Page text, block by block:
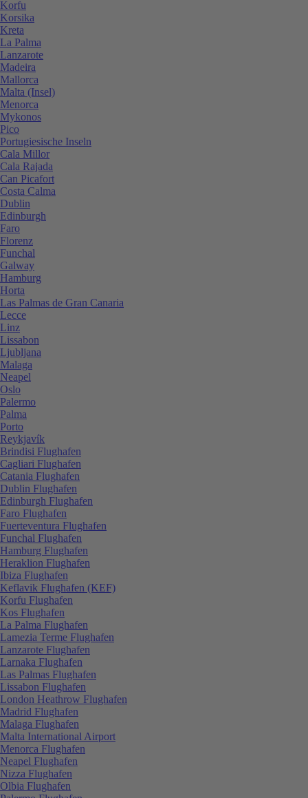
Korfu
Korsika
Kreta
La Palma
Lanzarote
Madeira
Mallorca
Malta (Insel)
Menorca
Mykonos
Pico
Portugiesische Inseln
Cala Millor
Cala Rajada
Can Picafort
Costa Calma
Dublin
Edinburgh
Faro
Florenz
Funchal
Galway
Hamburg
Horta
Las Palmas de Gran Canaria
Lecce
Linz
Lissabon
Ljubljana
Malaga
Neapel
Oslo
Palermo
Palma
Porto
Reykjavík
Brindisi Flughafen
Cagliari Flughafen
Catania Flughafen
Dublin Flughafen
Edinburgh Flughafen
Faro Flughafen
Fuerteventura Flughafen
Funchal Flughafen
Hamburg Flughafen
Heraklion Flughafen
Ibiza Flughafen
Keflavik Flughafen (KEF)
Korfu Flughafen
Kos Flughafen
La Palma Flughafen
Lamezia Terme Flughafen
Lanzarote Flughafen
Larnaka Flughafen
Las Palmas Flughafen
Lissabon Flughafen
London Heathrow Flughafen
Madrid Flughafen
Malaga Flughafen
Malta International Airport
Menorca Flughafen
Neapel Flughafen
Nizza Flughafen
Olbia Flughafen